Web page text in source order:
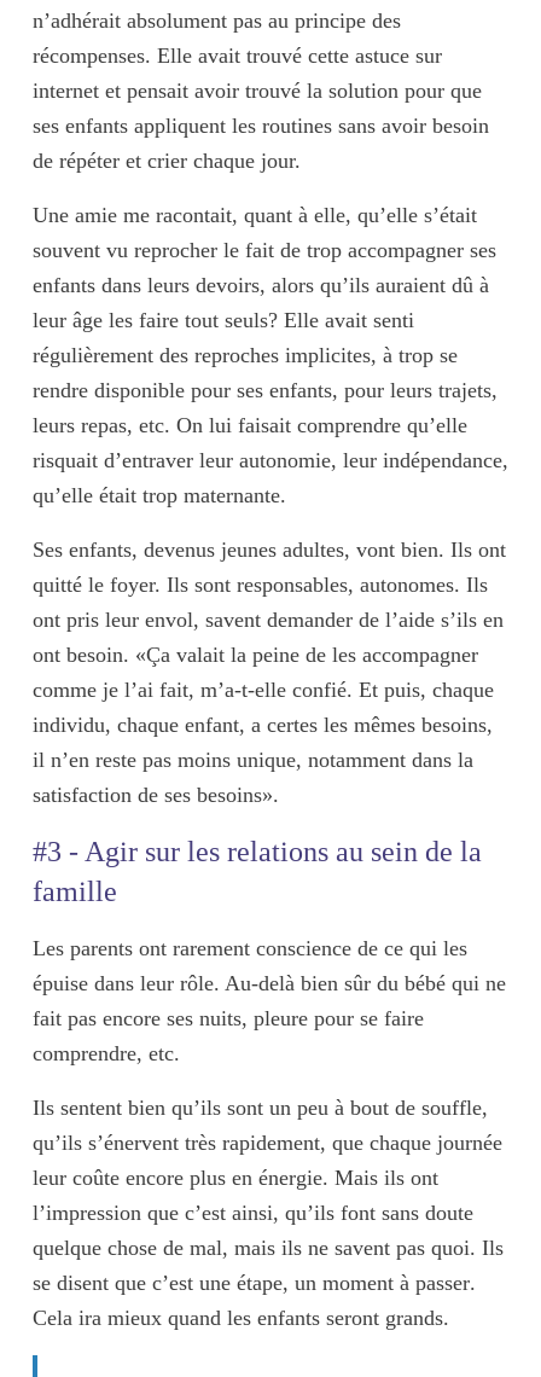
n’adhérait absolument pas au principe des
récompenses. Elle avait trouvé cette astuce sur
internet et pensait avoir trouvé la solution pour que
ses enfants appliquent les routines sans avoir besoin
de répéter et crier chaque jour.
Une amie me racontait, quant à elle, qu’elle s’était
souvent vu reprocher le fait de trop accompagner ses
enfants dans leurs devoirs, alors qu’ils auraient dû à
leur âge les faire tout seuls? Elle avait senti
régulièrement des reproches implicites, à trop se
rendre disponible pour ses enfants, pour leurs trajets,
leurs repas, etc. On lui faisait comprendre qu’elle
risquait d’entraver leur autonomie, leur indépendance,
qu’elle était trop maternante.
Ses enfants, devenus jeunes adultes, vont bien. Ils ont
quitté le foyer. Ils sont responsables, autonomes. Ils
ont pris leur envol, savent demander de l’aide s’ils en
ont besoin. «Ça valait la peine de les accompagner
comme je l’ai fait, m’a-t-elle confié. Et puis, chaque
individu, chaque enfant, a certes les mêmes besoins,
il n’en reste pas moins unique, notamment dans la
satisfaction de ses besoins».
#3 - Agir sur les relations au sein de la
famille
Les parents ont rarement conscience de ce qui les
épuise dans leur rôle. Au-delà bien sûr du bébé qui ne
fait pas encore ses nuits, pleure pour se faire
comprendre, etc.
Ils sentent bien qu’ils sont un peu à bout de souffle,
qu’ils s’énervent très rapidement, que chaque journée
leur coûte encore plus en énergie. Mais ils ont
l’impression que c’est ainsi, qu’ils font sans doute
quelque chose de mal, mais ils ne savent pas quoi. Ils
se disent que c’est une étape, un moment à passer.
Cela ira mieux quand les enfants seront grands.